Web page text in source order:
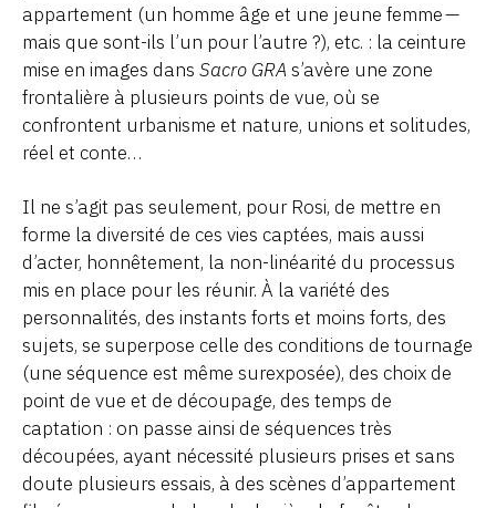
appartement (un homme âge et une jeune femme —
mais que sont-ils l’un pour l’autre ?), etc. : la ceinture
mise en images dans Sacro GRA s’avère une zone
frontalière à plusieurs points de vue, où se
confrontent urbanisme et nature, unions et solitudes,
réel et conte…
Il ne s’agit pas seulement, pour Rosi, de mettre en
forme la diversité de ces vies captées, mais aussi
d’acter, honnêtement, la non-linéarité du processus
mis en place pour les réunir. À la variété des
personnalités, des instants forts et moins forts, des
sujets, se superpose celle des conditions de tournage
(une séquence est même surexposée), des choix de
point de vue et de découpage, des temps de
captation : on passe ainsi de séquences très
découpées, ayant nécessité plusieurs prises et sans
doute plusieurs essais, à des scènes d’appartement